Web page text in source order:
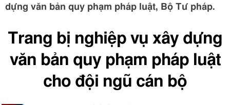
dựng văn bản quy phạm pháp luật, Bộ Tư pháp.
Trang bị nghiệp vụ xây dựng
văn bản quy phạm pháp luật
cho đội ngũ cán bộ